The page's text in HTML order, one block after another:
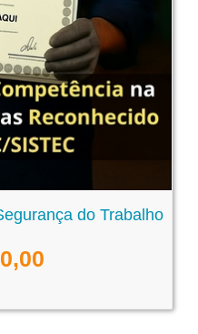
do Trabalho